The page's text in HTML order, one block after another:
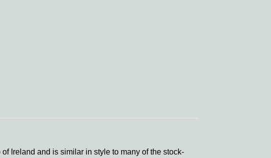
Ireland and is similar in style to many of the stock-